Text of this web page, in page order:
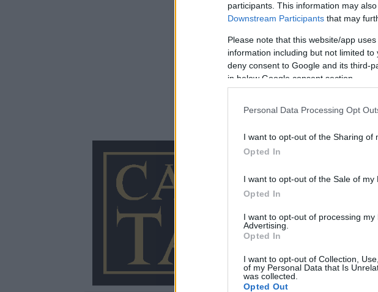
participants. This information may
Downstream Participants that may
Please note that this website/app
information including but not limited
deny consent to Google and its third-
in below Google consent section.
Personal Data Processing Opt
I want to opt-out of the Sharing of
Opted In
I want to opt-out of the Sale of my
Opted In
I want to opt-out of processing
Advertising.
Opted In
I want to opt-out of Collection,
of my Personal Data that Is
was collected.
Opted Out